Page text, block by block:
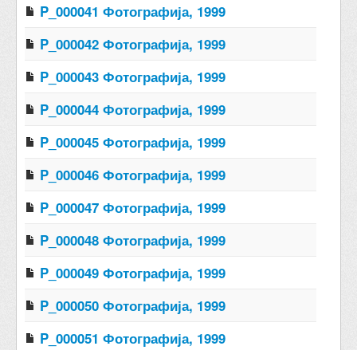
P_000041 Фотографија, 1999
P_000042 Фотографија, 1999
P_000043 Фотографија, 1999
P_000044 Фотографија, 1999
P_000045 Фотографија, 1999
P_000046 Фотографија, 1999
P_000047 Фотографија, 1999
P_000048 Фотографија, 1999
P_000049 Фотографија, 1999
P_000050 Фотографија, 1999
P_000051 Фотографија, 1999